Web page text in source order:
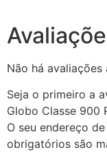
Não há avaliações
Seja o primeiro a
Globo Classe 900
O seu endereço
obrigatórios são